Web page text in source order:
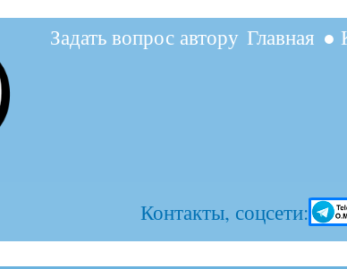
основному
●
Главная
Задать вопрос автору
Контакты, соцсети: